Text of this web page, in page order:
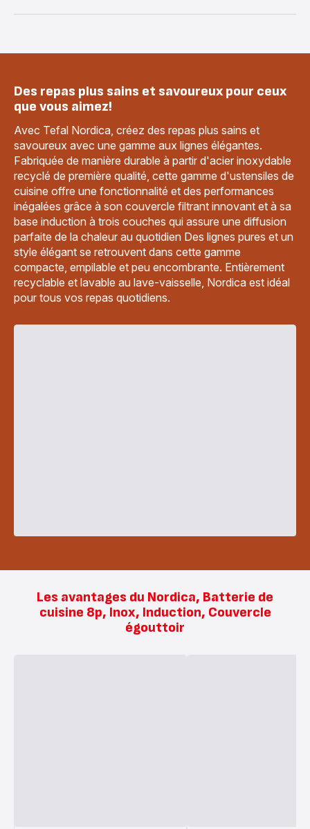
Des repas plus sains et savoureux pour ceux
que vous aimez!
Avec Tefal Nordica, créez des repas plus sains et
savoureux avec une gamme aux lignes élégantes.
Fabriquée de manière durable à partir d'acier inoxydable
recyclé de première qualité, cette gamme d'ustensiles de
cuisine offre une fonctionnalité et des performances
inégalées grâce à son couvercle filtrant innovant et à sa
base induction à trois couches qui assure une diffusion
parfaite de la chaleur au quotidien Des lignes pures et un
style élégant se retrouvent dans cette gamme
compacte, empilable et peu encombrante. Entièrement
recyclable et lavable au lave-vaisselle, Nordica est idéal
pour tous vos repas quotidiens.
Les avantages du Nordica, Batterie de
cuisine 8p, Inox, Induction, Couvercle
égouttoir